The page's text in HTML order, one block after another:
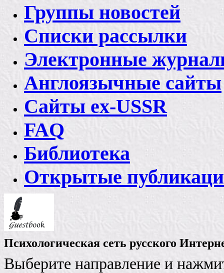
Группы новостей
Списки рассылки
Электронные
Англоязычные сайты
Сайты ex-USSR
FAQ
Библиотека
Открытые
Психологическая сеть русского
Выберите направление и